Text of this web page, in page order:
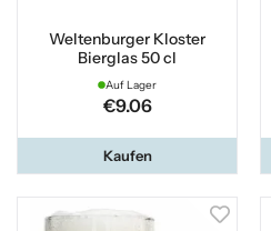
Weltenburger Kloster
Bierglas 50 cl
Auf Lager
€9.06
Kaufen